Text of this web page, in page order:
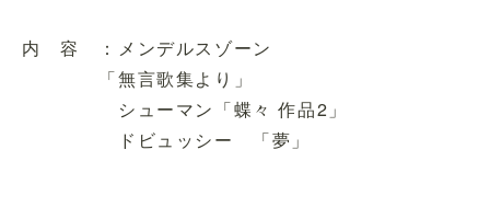
内 容 ：メンデルスゾーン
「無言歌集より」
シューマン「蝶々 作品2」
ドビュッシー 「夢」